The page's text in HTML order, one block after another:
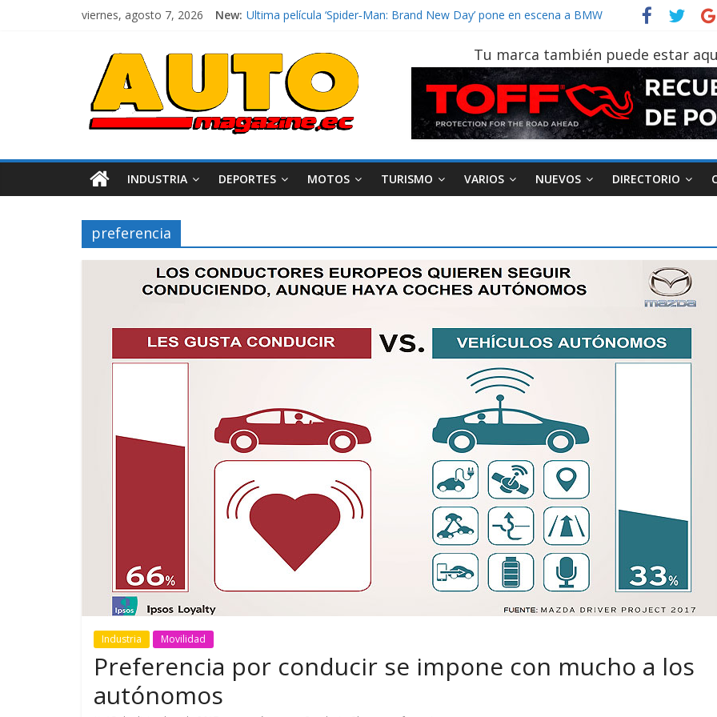
viernes, agosto 7, 2026 New: Ultima película ‘Spider‑Man: Brand New Day’ pone en escena a BMW
La Vuelta al Ecuador 2026, edición 47ª, recorre 7 provincias en 8 días
La FEDAK recibe 12 Sinotruk Bolden para cubrir las rutas de La Vuelta
El costo de tener un vehículo gana protagonismo a la hora de decidir
Tu marca también puede estar
INDUSTRIA DEPORTES MOTOS TURISMO VARIOS NUEVOS DIRECTORIO
preferencia
Industria Movilidad
Preferencia por conducir se impone con mucho a los
autónomos
Varios
GM reafirma su
Movilidad Turismo Varios
¿Qué puede pasar con tu
varios días sin usar?
Movilidad
Campaña busca cambiar
destino de los
en la región